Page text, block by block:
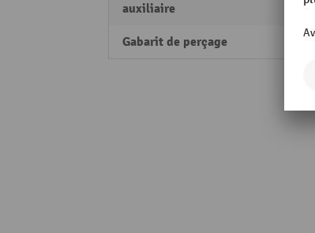
auxiliaire
Gabarit de perçage